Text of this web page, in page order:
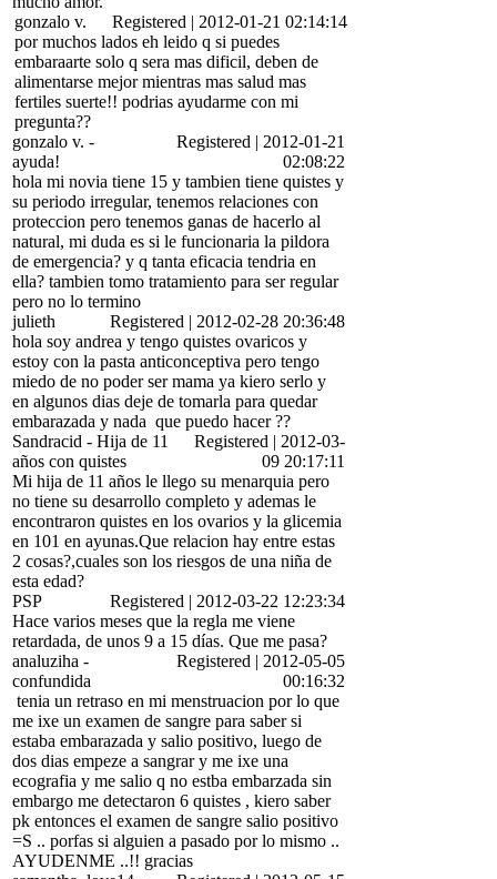
gonzalo v.
Registered | 2012-01-21 02:14:14
por muchos lados eh leido q si puedes
embaraarte solo q sera mas dificil, deben de
alimentarse mejor mientras mas salud mas
fertiles suerte!! podrias ayudarme con mi
pregunta??
gonzalo v. -
ayuda!
Registered | 2012-01-21
02:08:22
hola mi novia tiene 15 y tambien tiene quistes y
su periodo irregular, tenemos relaciones con
proteccion pero tenemos ganas de hacerlo al
natural, mi duda es si le funcionaria la pildora
de emergencia? y q tanta eficacia tendria en
ella? tambien tomo tratamiento para ser regular
pero no lo termino
julieth
Registered | 2012-02-28 20:36:48
hola soy andrea y tengo quistes ovaricos y
estoy con la pasta anticonceptiva pero tengo
miedo de no poder ser mama ya kiero serlo y
en algunos dias deje de tomarla para quedar
embarazada y nada que puedo hacer ??
Sandracid - Hija de 11
años con quistes
Registered | 2012-03-
09 20:17:11
Mi hija de 11 años le llego su menarquia pero
no tiene su desarrollo completo y ademas le
encontraron quistes en los ovarios y la glicemia
en 101 en ayunas.Que relacion hay entre estas
2 cosas?,cuales son los riesgos de una niña de
esta edad?
PSP
Registered | 2012-03-22 12:23:34
Hace varios meses que la regla me viene
retardada, de unos 9 a 15 días. Que me pasa?
analuziha -
confundida
Registered | 2012-05-05
00:16:32
tenia un retraso en mi menstruacion por lo que
me ixe un examen de sangre para saber si
estaba embarazada y salio positivo, luego de
dos dias empeze a sangrar y me ixe una
ecografia y me salio q no estba embarzada sin
embargo me detectaron 6 quistes , kiero saber
pk entonces el examen de sangre salio positivo
=S .. porfas si alguien a pasado por lo mismo ..
AYUDENME ..!! gracias